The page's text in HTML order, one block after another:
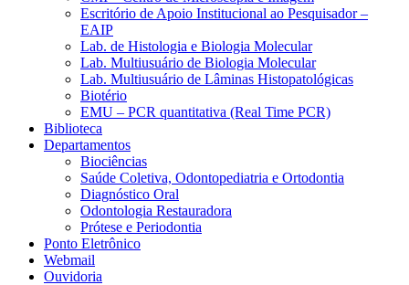
Escritório de Apoio Institucional ao Pesquisador –
EAIP
Lab. de Histologia e Biologia Molecular
Lab. Multiusuário de Biologia Molecular
Lab. Multiusuário de Lâminas Histopatológicas
Biotério
EMU – PCR quantitativa (Real Time PCR)
Biblioteca
Departamentos
Biociências
Saúde Coletiva, Odontopediatria e Ortodontia
Diagnóstico Oral
Odontologia Restauradora
Prótese e Periodontia
Ponto Eletrônico
Webmail
Ouvidoria